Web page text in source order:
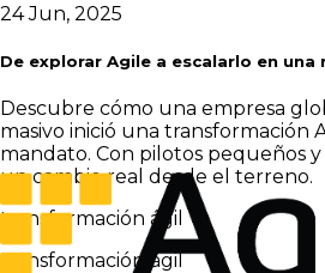
24 Jun, 2025
De explorar Agile a escalarlo en una
Descubre cómo una empresa
masivo inició una transformación
mandato. Con pilotos pequeños
un cambio real desde el terreno.
transformación ágil
transformación ágil